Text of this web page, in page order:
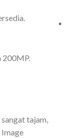
200MP.
tajam,